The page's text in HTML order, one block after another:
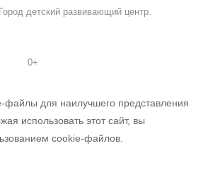
детский развивающий центр.
0+
для наилучшего представления
использовать этот сайт, вы
cookie-файлов.